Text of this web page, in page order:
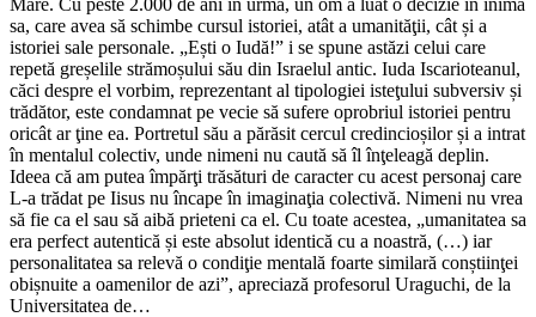
Mare. Cu peste 2.000 de ani în urmă, un om a luat o decizie în inima
sa, care avea să schimbe cursul istoriei, atât a umanităţii, cât și a
istoriei sale personale. „Ești o Iudă!” i se spune astăzi celui care
repetă greșelile strămoșului său din Israelul antic. Iuda Iscarioteanul,
căci despre el vorbim, reprezentant al tipologiei isteţului subversiv și
trădător, este condamnat pe vecie să sufere oprobriul istoriei pentru
oricât ar ţine ea. Portretul său a părăsit cercul credincioșilor și a intrat
în mentalul colectiv, unde nimeni nu caută să îl înţeleagă deplin.
Ideea că am putea împărţi trăsături de caracter cu acest personaj care
L-a trădat pe Iisus nu încape în imaginaţia colectivă. Nimeni nu vrea
să fie ca el sau să aibă prieteni ca el. Cu toate acestea, „umanitatea sa
era perfect autentică și este absolut identică cu a noastră, (…) iar
personalitatea sa relevă o condiţie mentală foarte similară conștiinţei
obișnuite a oamenilor de azi”, apreciază profesorul Uraguchi, de la
Universitatea de…